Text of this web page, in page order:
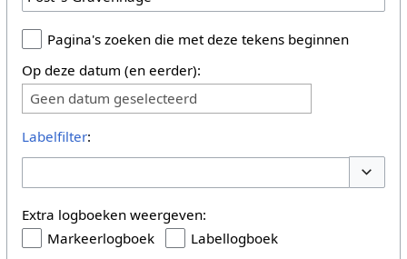
Pagina's zoeken die met deze tekens beginnen
Op deze datum (en eerder):
Geen datum geselecteerd
Labelfilter:
Extra logboeken weergeven:
Markeerlogboek
Labellogboek